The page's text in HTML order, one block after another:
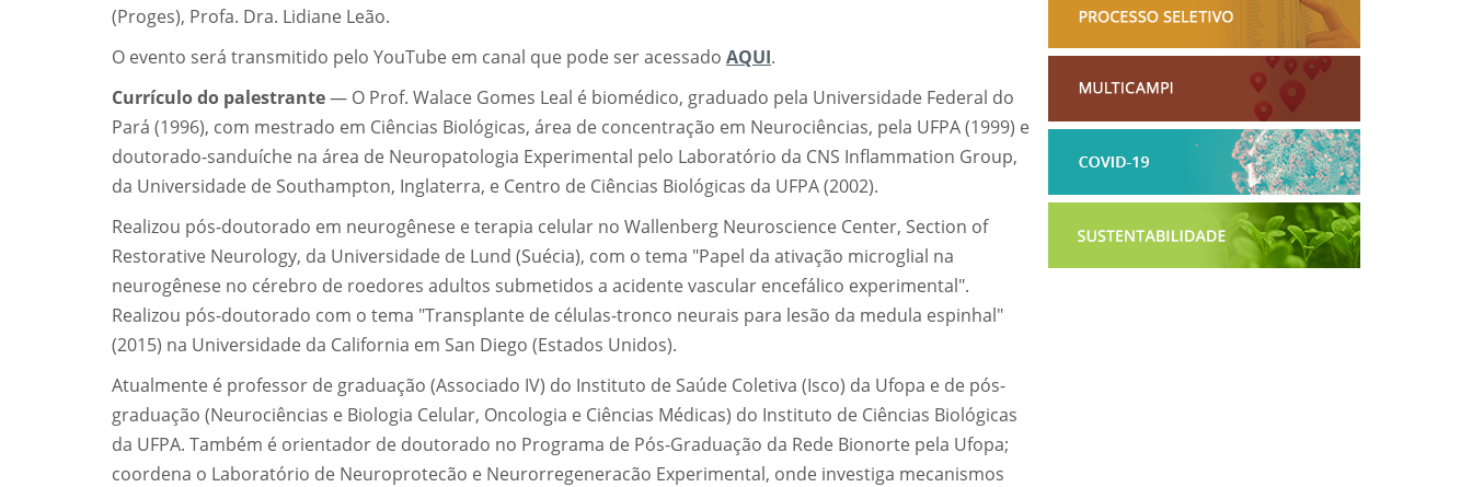
(Proges), Profa. Dra. Lidiane Leão.
O evento será transmitido pelo YouTube em canal que pode ser acessado AQUI.
Currículo do palestrante— O Prof. Walace Gomes Leal é biomédico, graduado pela Universidade Federal do
Pará (1996), com mestrado em Ciências Biológicas, área de concentração em Neurociências, pela UFPA (1999) e
doutorado-sanduíche na área de Neuropatologia Experimental pelo Laboratório da CNS Inflammation Group,
da Universidade de Southampton, Inglaterra, e Centro de Ciências Biológicas da UFPA (2002).
Realizou pós-doutorado em neurogênese e terapia celular no Wallenberg Neuroscience Center, Section of
Restorative Neurology, da Universidade de Lund (Suécia), com o tema "Papel da ativação microglial na
neurogênese no cérebro de roedores adultos submetidos a acidente vascular encefálico experimental".
Realizou pós-doutorado com o tema "Transplante de células-tronco neurais para lesão da medula espinhal"
(2015) na Universidade da California em San Diego (Estados Unidos).
Atualmente é professor de graduação (Associado IV) do Instituto de Saúde Coletiva (Isco) da Ufopa e de pós-
graduação (Neurociências e Biologia Celular, Oncologia e Ciências Médicas) do Instituto de Ciências Biológicas
da UFPA. Também é orientador de doutorado no Programa de Pós-Graduação da Rede Bionorte pela Ufopa;
coordena o Laboratório de Neuroprotecão e Neurorregeneracão Experimental, onde investiga mecanismos